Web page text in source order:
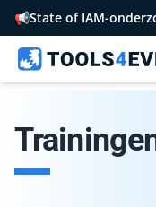
📢State of IAM-